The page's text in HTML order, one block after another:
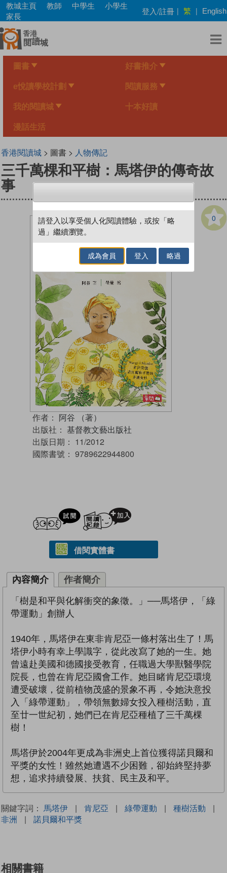
Skip
main
content
教城主頁 教師 中學生
小學生
家長
登入/註冊 | 繁 | English
圖書 好書推介
e悅讀學校計劃 閱讀服務
我的閱讀城 十本好讀
漫話生活
香港閱讀城> 圖書 > 人物傳記
三千萬棵和平樹：馬塔伊的傳奇故
事
0
作者： 阿谷 （著）
出版社： 基督教文藝出版社
出版日期： 11/2012
國際書號： 9789622944800
試閲
借閱實體書
內容簡介 作者簡介
「樹是和平與化解衝突的象徵。」──馬塔伊，「綠
帶運動」創辦人
1940年，馬塔伊在東非肯尼亞一條村落出生了！馬
塔伊小時有幸上學識字，從此改寫了她的一生。她
曾遠赴美國和德國接受教育，任職過大學獸醫學院
院長，也曾在肯尼亞國會工作。她目睹肯尼亞環境
遭受破壞，從前植物茂盛的景象不再，令她決意投
入「綠帶運動」，帶領無數婦女投入種樹活動，直
至廿一世紀初，她們已在肯尼亞種植了三千萬棵
樹！
馬塔伊於2004年更成為非洲史上首位獲得諾貝爾和
平獎的女性！雖然她遭遇不少困難，卻始終堅持夢
想，追求持續發展、扶貧、民主及和平。
關鍵字詞： 馬塔伊 | 肯尼亞 | 綠帶運動 | 種樹活動
|
非洲
| 諾貝爾和平獎
相關書籍
請登入以享受個人化閱讀體驗，或按「略
過」繼續瀏覽。
成為會員 登入 略過